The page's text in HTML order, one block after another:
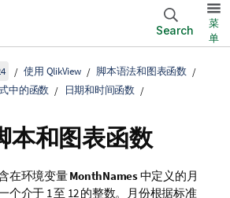
Search
菜
单
使用 QlikView
脚本语法和图表函数
中的函数
日期和时间函数
本和图表函数
在环境变量MonthNames中定义的月
个介于 1 至 12 的整数。月份根据标准